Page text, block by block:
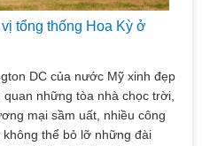
tổng thống Hoa Kỳ ở
DC của nước Mỹ xinh đẹp
những tòa nhà chọc trời,
mại sầm uất, nhiều công
thể bỏ lỡ những đài